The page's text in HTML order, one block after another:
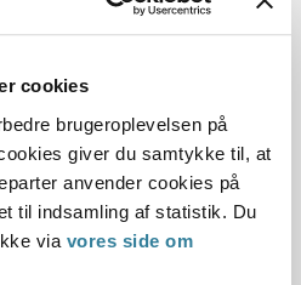
cookies
brugeroplevelsen på
giver du samtykke til, at
anvender cookies på
til indsamling af statistik. Du
via vores side om